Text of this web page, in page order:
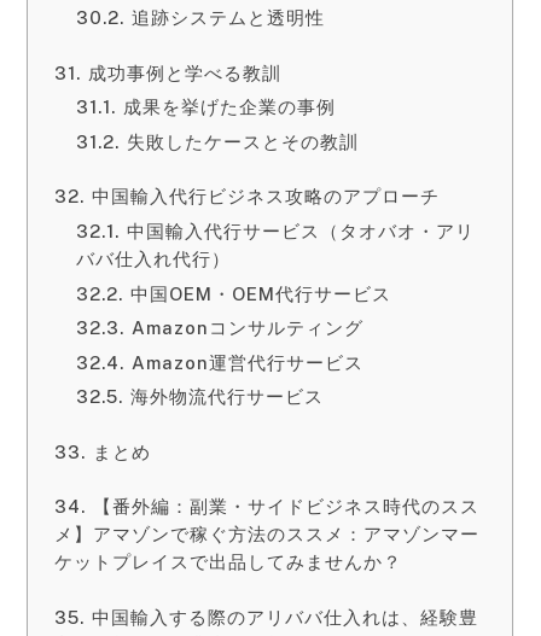
追跡システムと透明性
成功事例と学べる教訓
成果を挙げた企業の事例
失敗したケースとその教訓
中国輸入代行ビジネス攻略のアプローチ
中国輸入代行サービス（タオバオ・アリ
ババ仕入れ代行）
中国OEM・OEM代行サービス
Amazonコンサルティング
Amazon運営代行サービス
海外物流代行サービス
まとめ
【番外編：副業・サイドビジネス時代のスス
メ】アマゾンで稼ぐ方法のススメ：アマゾンマー
ケットプレイスで出品してみませんか？
中国輸入する際のアリババ仕入れは、経験豊